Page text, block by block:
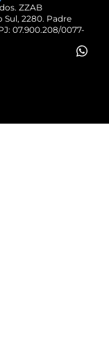
ZZAB
Sul, 2280. Padre
07.900.208/0077-